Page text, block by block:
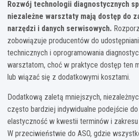
Rozwój technologii diagnostycznych
niezależne warsztaty mają dostęp do
narzędzi i danych serwisowych.
zobowiązuje producentów do
technicznych i oprogramowania
warsztatom, choć w praktyce dostęp ten
lub wiązać się z dodatkowymi kosztami.
Dodatkową zaletą mniejszych,
często bardziej indywidualne podejście
elastyczność w kwestii terminów i zakresu
W przeciwieństwie do ASO, gdzie